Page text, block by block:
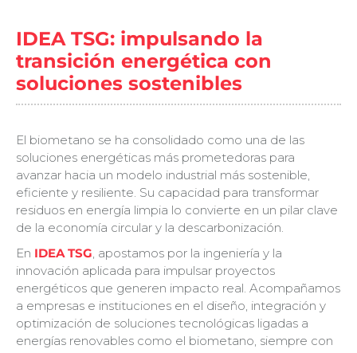
IDEA TSG: impulsando la
transición energética con
soluciones sostenibles
El biometano se ha consolidado como una de las
soluciones energéticas más prometedoras para
avanzar hacia un modelo industrial más sostenible,
eficiente y resiliente. Su capacidad para transformar
residuos en energía limpia lo convierte en un pilar clave
de la economía circular y la descarbonización.
En IDEA TSG, apostamos por la ingeniería y la
innovación aplicada para impulsar proyectos
energéticos que generen impacto real. Acompañamos
a empresas e instituciones en el diseño, integración y
optimización de soluciones tecnológicas ligadas a
energías renovables como el biometano, siempre con